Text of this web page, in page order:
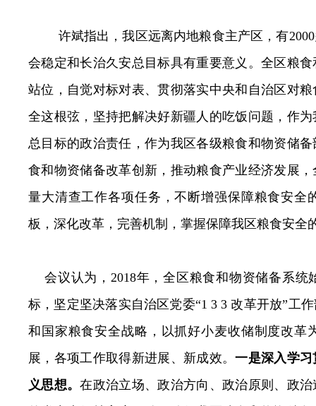
许斌指出，我区远离内地粮食主产区，有2000
会稳定和长治久安总目标具有重要意义。全区粮
站位，自觉对标对表、贯彻落实中央和自治区对
全这根弦，坚持把解决好新疆人的吃饭问题，作
总目标的政治责任，作为我区各级粮食和物资储
食和物资储备改革创新，推动粮食产业经济发展
量大清查工作各项任务，不断增强保障粮食安全
板，深化改革，完善机制，掌握保障我区粮食安全
会议认为， 2018年，全区粮食和物资储备系统
标，坚定坚决落实自治区党委“1 3 3改革开放”工
和国家粮食安全战略，以抓好小麦收储制度改革
展，各项工作取得新进展、新成效。一是深入学
义思想。在政治立场、政治方向、政治原则、政